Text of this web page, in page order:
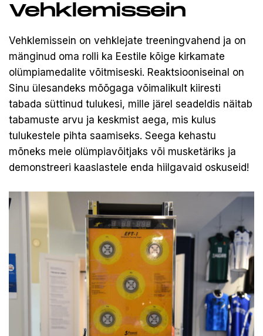
Vehklemissein
Vehklemissein on vehklejate treeningvahend ja on
mänginud oma rolli ka Eestile kõige kirkamate
olümpiamedalite võitmiseski. Reaktsiooniseinal on
Sinu ülesandeks mõõgaga võimalikult kiiresti
tabada süttinud tulukesi, mille järel seadeldis näitab
tabamuste arvu ja keskmist aega, mis kulus
tulukestele pihta saamiseks. Seega kehastu
mõneks meie olümpiavõitjaks või musketäriks ja
demonstreeri kaaslastele enda hiilgavaid oskuseid!